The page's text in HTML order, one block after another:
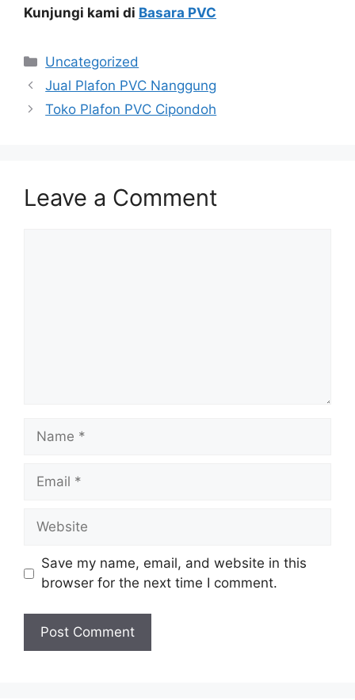
Kunjungi kami di Basara PVC
Categories
Uncategorized
Jual Plafon PVC Nanggung
Toko Plafon PVC Cipondoh
Leave a Comment
Name
Email
Website
Save my name, email, and website in this
browser for the next time I comment.